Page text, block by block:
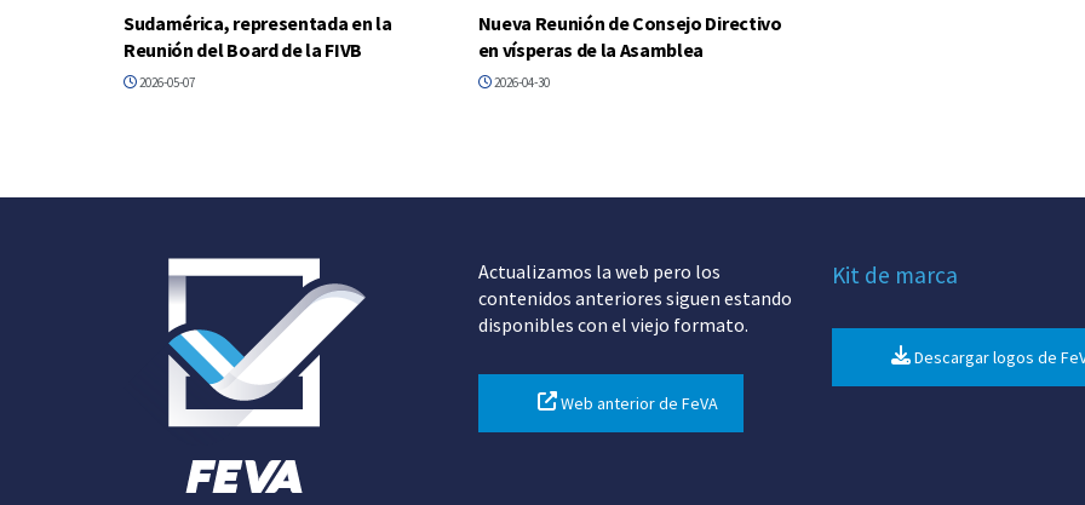
Sudamérica, representada en la
Reunión del Board de la FIVB
2026-05-07
Nueva Reunión de Consejo Directivo
en vísperas de la Asamblea
2026-04-30
Actualizamos la web pero los
contenidos anteriores siguen estando
disponibles con el viejo formato.
Web anterior de FeVA
Kit de marca
Descargar logos de